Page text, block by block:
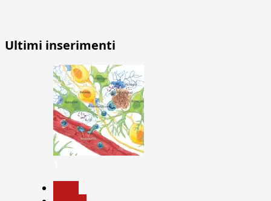
Ultimi inserimenti